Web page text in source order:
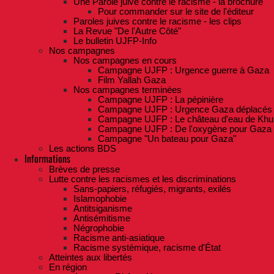
Pour commander sur le site de l'éditeur
Paroles juives contre le racisme - les clips
La Revue "De l'Autre Côté"
Le bulletin UJFP-Info
Nos campagnes
Nos campagnes en cours
Campagne UJFP : Urgence guerre à Gaza
Film Yallah Gaza
Nos campagnes terminées
Campagne UJFP : La pépinière
Campagne UJFP : Urgence Gaza déplacés
Campagne UJFP : Le château d'eau de
Campagne UJFP : De l'oxygène pour Gaza
Campagne "Un bateau pour Gaza"
Les actions BDS
Informations
Brèves de presse
Lutte contre les racismes et les discriminations
Sans-papiers, réfugiés, migrants, exilés
Islamophobie
Antitsiganisme
Antisémitisme
Négrophobie
Racisme anti-asiatique
Racisme systémique, racisme d'État
Atteintes aux libertés
En région